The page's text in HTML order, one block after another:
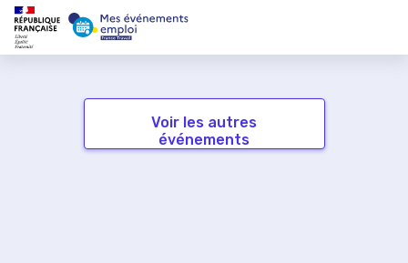
Voir les autres
événements